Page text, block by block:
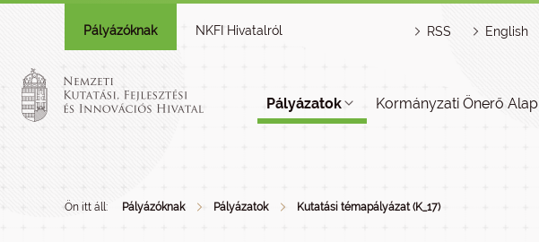
Pályázóknak NKFI Hivatalról RSS English
Pályázatok Kormányzati Önerő Alap
Ön itt áll: Pályázóknak Pályázatok Kutatási témapályázat (K_17)